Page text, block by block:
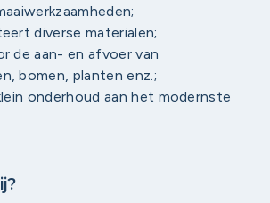
diverse materialen;
de aan- en afvoer van
bomen, planten enz.;
onderhoud aan het modernste